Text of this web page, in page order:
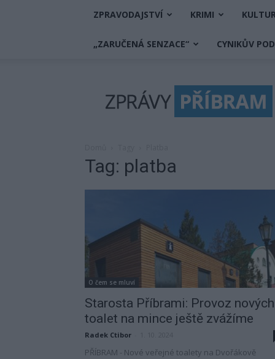
ZPRAVODAJSTVÍ KRIMI
„ZARUČENÁ SENZACE“ CYNIKŮV
Příbram
Tag: platba
O čem se mluví
Starosta Příbrami: Provoz nových
toalet na mince ještě zvážíme
Radek Ctibor
PŘÍBRAM - Nové veřejné toalety na Dvořákově